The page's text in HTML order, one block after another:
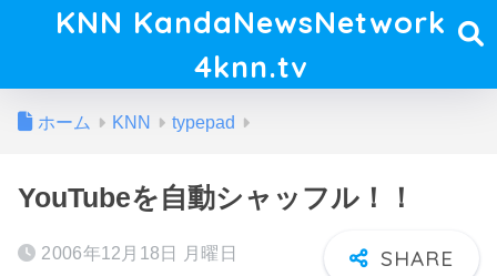
KNN KandaNewsNetwork
4knn.tv
ホーム KNN typepad
YouTubeを自動シャッフル！！
2006年12月18日 月曜日